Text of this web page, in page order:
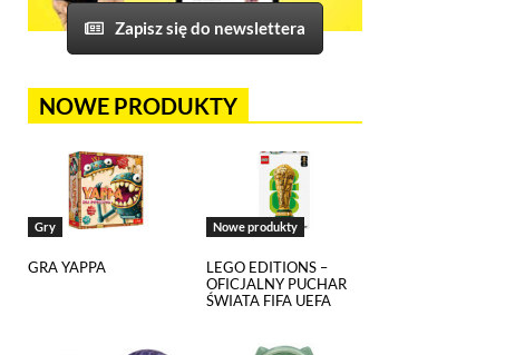
Zapisz się do newslettera
NOWE PRODUKTY
Gry
GRA YAPPA
Nowe produkty
LEGO EDITIONS –
OFICJALNY PUCHAR
ŚWIATA FIFA UEFA